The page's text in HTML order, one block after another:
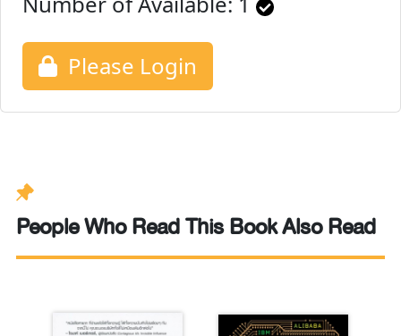
Please Login
People Who Read This Book Also Read